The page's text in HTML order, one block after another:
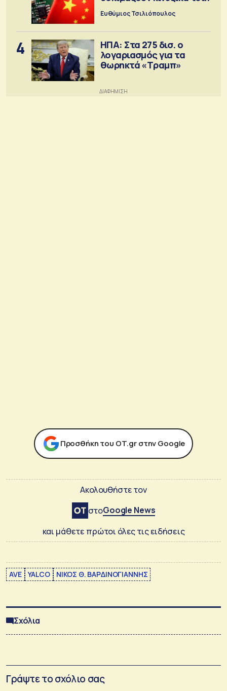
Ευθύμιος Τσιλιόπουλος
4
ΗΠΑ: Στα 275 δισ. ο
λογαριασμός για τα
θωρηκτά «Τραμπ»
Προσθήκη του ΟΤ.gr στην Google
Ακολουθήστε τον
στοGoogle News
και μάθετε πρώτοι όλες τις ειδήσεις
AVE YALCO ΝΙΚΟΣ Θ. ΒΑΡΔΙΝΟΓΙΑΝΝΗΣ
Σχόλια
Γράψτε το σχόλιο σας